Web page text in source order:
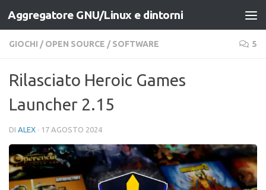
Salta al contenuto
Aggregatore GNU/Linux e dintorni
GIOCHI / OPEN SOURCE / SOFTWARE 5
Rilasciato Heroic Games
Launcher 2.15
DI ALEX · 17 AGOSTO 2024